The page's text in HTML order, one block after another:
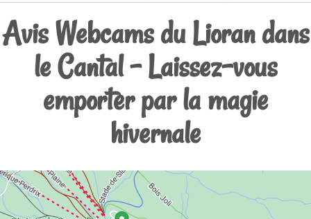
Avis Webcams du Lioran dans
le Cantal - Laissez-vous
emporter par la magie
hivernale